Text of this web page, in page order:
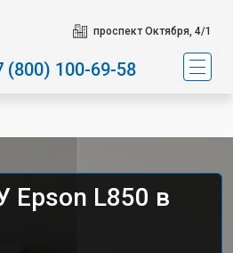
проспект Октября, 4/1
(800) 100-69-58
L850 в